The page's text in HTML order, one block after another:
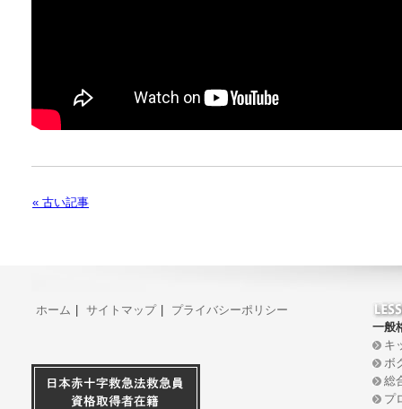
« 古い記事
ホーム サイトマップ プライバシーポリシー
一般
キ
ボ
総
プ